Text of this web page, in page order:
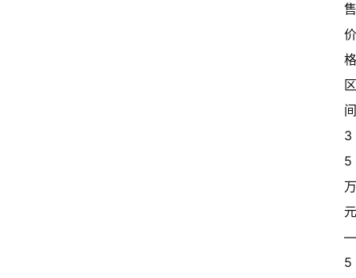
3
5
5